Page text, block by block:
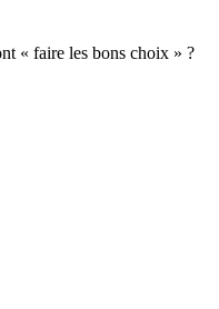
« faire les bons choix » ?